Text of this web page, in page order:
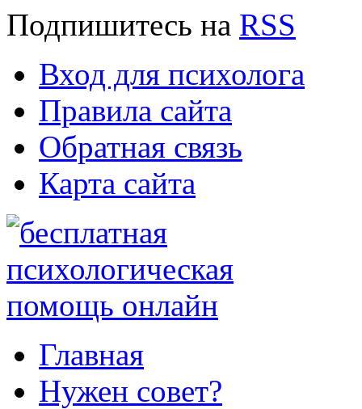
Подпишитесь на RSS
Вход для психолога
Правила сайта
Обратная связь
Карта сайта
Главная
Нужен совет?